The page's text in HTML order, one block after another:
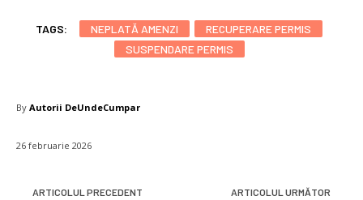
TAGS: NEPLATĂ AMENZI
RECUPERARE PERMIS
SUSPENDARE PERMIS
By Autorii DeUndeCumpar
26 februarie 2026
ARTICOLUL PRECEDENT ARTICOLUL URMĂTOR